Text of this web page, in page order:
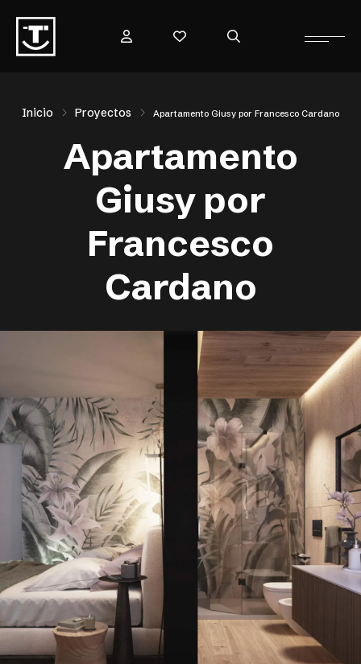
Inicio Proyectos Apartamento Giusy por Francesco Cardano
Apartamento
Giusy por
Francesco
Cardano